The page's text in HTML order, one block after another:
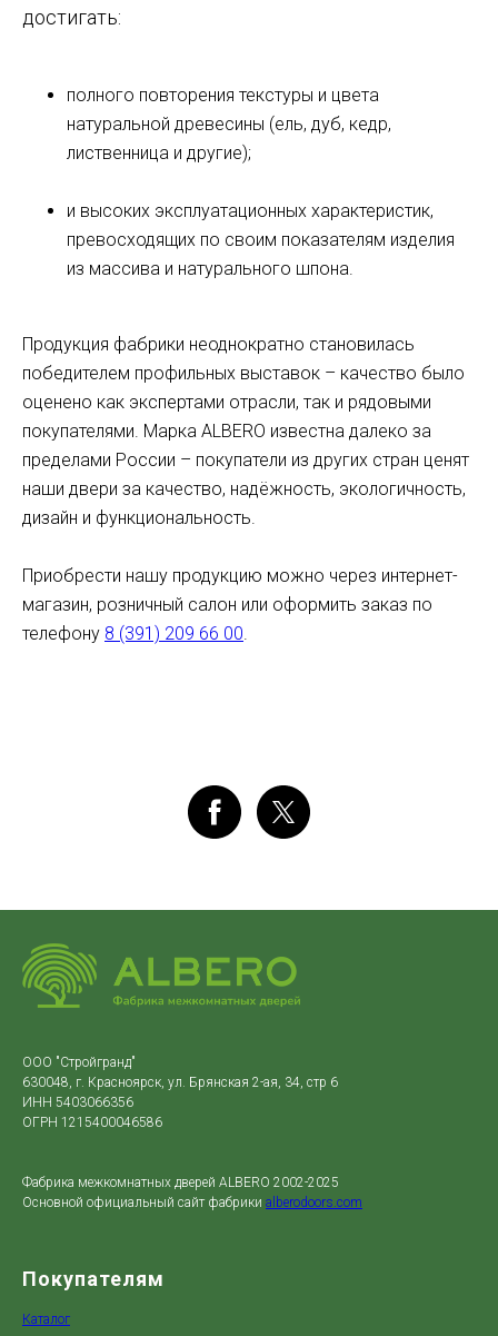
достигать:
полного повторения текстуры и цвета
натуральной древесины (ель, дуб, кедр,
лиственница и другие);
и высоких эксплуатационных характеристик,
превосходящих по своим показателям изделия
из массива и натурального шпона.
Продукция фабрики неоднократно становилась
победителем профильных выставок – качество было
оценено как экспертами отрасли, так и рядовыми
покупателями. Марка ALBERO известна далеко за
пределами России – покупатели из других стран ценят
наши двери за качество, надёжность, экологичность,
дизайн и функциональность.
Приобрести нашу продукцию можно через интернет-
магазин, розничный салон или оформить заказ по
телефону 8 (391) 209 66 00.
ООО "Стройгранд"
630048, г. Красноярск, ул. Брянская 2-ая, 34, стр 6
ИНН 5403066356
ОГРН 1215400046586
Фабрика межкомнатных дверей ALBERO 2002-2025
Основной официальный сайт фабрики alberodoors.com
Покупателям
Каталог